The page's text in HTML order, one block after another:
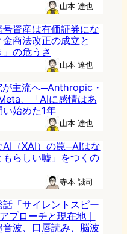
山本 達也
号資産は有価証券にな
金商法改正の成立と
」の危うさ
山本 達也
が主流へ─Anthropic・
、「AIに感情はあ
い始めた1年
山本 達也
AI（XAI）の罠─AIはな
らしい嘘」をつくの
寺本 誠司
「サイレントスピー
プローチと現在地｜
波、口唇読み、脳波